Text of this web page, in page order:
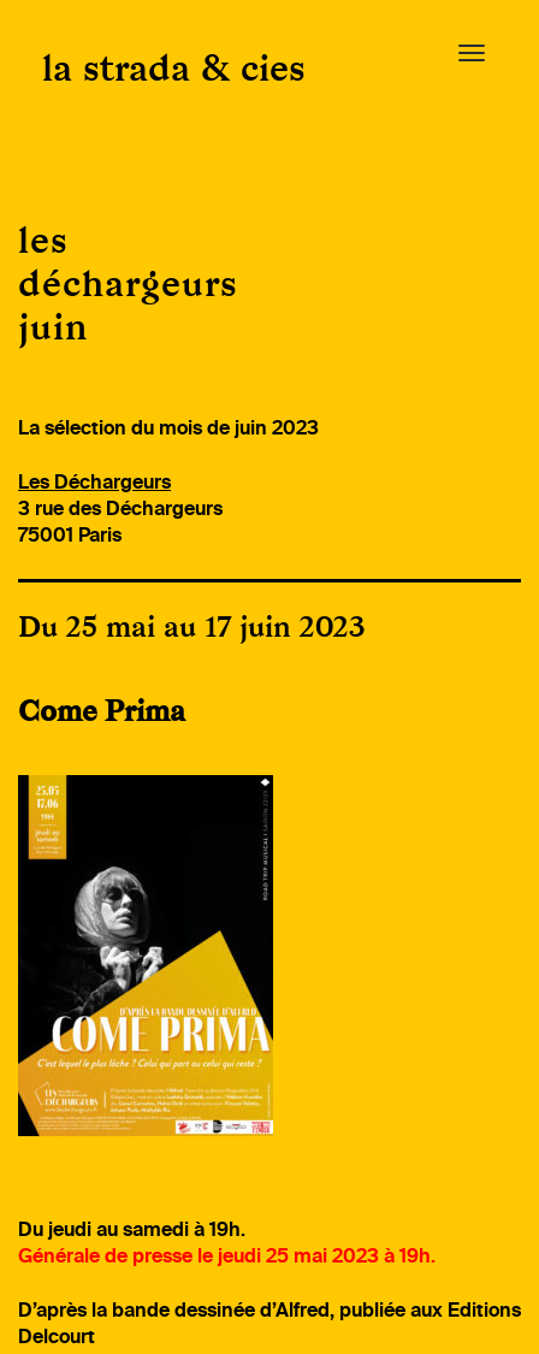
content
T
la strada & cies
les
déchargeurs
juin
La sélection du mois de juin 2023
Les Déchargeurs
3 rue des Déchargeurs
75001 Paris
Du 25 mai au 17 juin 2023
Come Prima
Du jeudi au samedi à 19h.
Générale de presse le jeudi 25 mai 2023 à 19h.
D’après la bande dessinée d’Alfred, publiée aux Editions
Delcourt